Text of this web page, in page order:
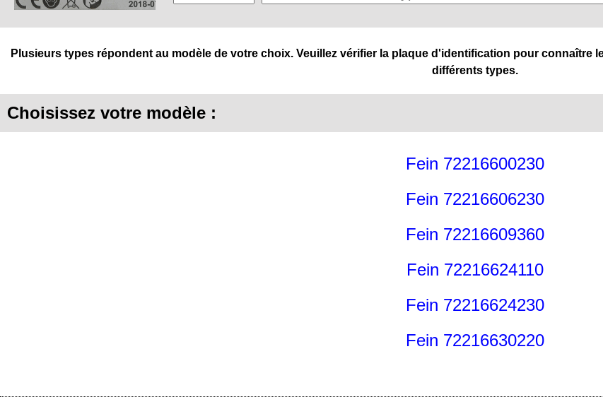
Plusieurs types répondent au modèle de votre choix. Veuillez vérifier la plaque d'identification pour connaître
différents types.
Choisissez votre modèle :
Fein 72216600230
Fein 72216606230
Fein 72216609360
Fein 72216624110
Fein 72216624230
Fein 72216630220